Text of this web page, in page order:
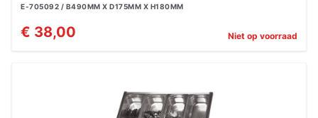
E-705092 / B490MM X D175MM X H180MM
€ 38,00 Niet op voorraad